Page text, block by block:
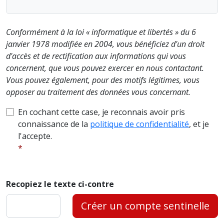
Conformément à la loi « informatique et libertés » du 6
janvier 1978 modifiée en 2004, vous bénéficiez d'un droit
d'accès et de rectification aux informations qui vous
concernent, que vous pouvez exercer en nous contactant.
Vous pouvez également, pour des motifs légitimes, vous
opposer au traitement des données vous concernant.
En cochant cette case, je reconnais avoir pris
connaissance de la politique de confidentialité, et je
l'accepte.
Recopiez le texte ci-contre
Créer un compte sentinelle